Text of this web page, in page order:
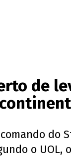
de
do
o